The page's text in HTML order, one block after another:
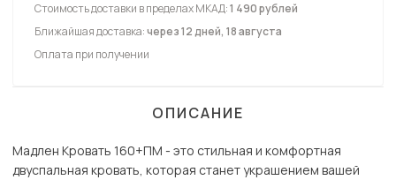
Стоимость доставки в пределах МКАД:1 490 рублей
Ближайшая доставка:через 12 дней, 18 августа
Оплата при получении
ОПИСАНИЕ
Мадлен Кровать 160+ПМ - это стильная и комфортная
двуспальная кровать, которая станет украшением вашей